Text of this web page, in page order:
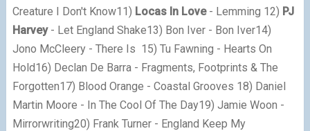
Creature I Don't Know11) Locas In Love- Lemming 12) PJ
Harvey- Let England Shake13) Bon Iver - Bon Iver14)
Jono McCleery - There Is 15) Tu Fawning - Hearts On
Hold16) Declan De Barra - Fragments, Footprints & The
Forgotten17) Blood Orange - Coastal Grooves 18) Daniel
Martin Moore - In The Cool Of The Day19) Jamie Woon -
Mirrorwriting20) Frank Turner - England Keep My